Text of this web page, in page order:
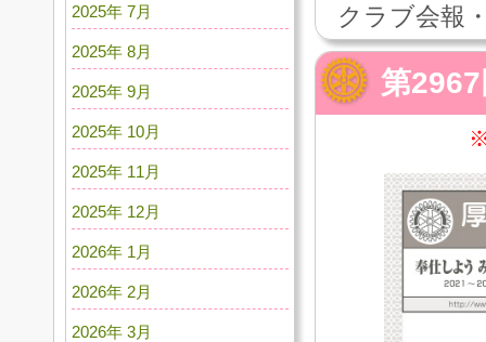
クラブ会報
第
2025年 7月
2025年 8月
2025年 9月
2025年 10月
2025年 11月
2025年 12月
2026年 1月
2026年 2月
2026年 3月